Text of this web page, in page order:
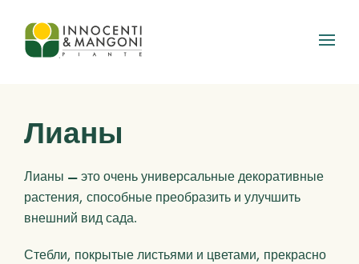
Skip to main content
Лианы
Лианы — это очень универсальные декоративные
растения, способные преобразить и улучшить
внешний вид сада.
Стебли, покрытые листьями и цветами, прекрасно